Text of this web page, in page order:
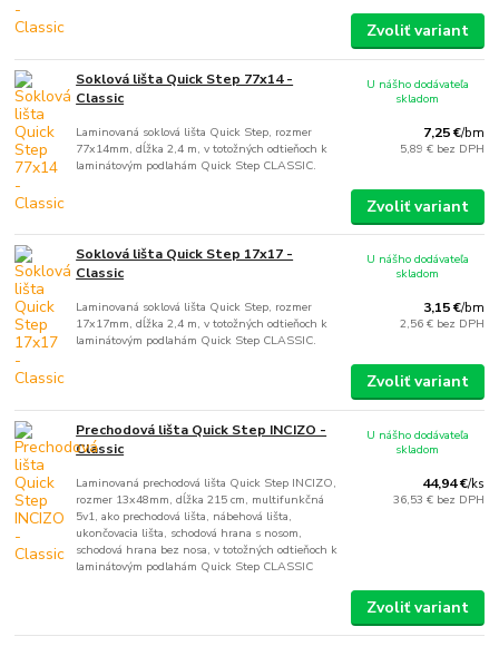
Zvoliť variant
Soklová lišta Quick Step 77x14 -
Classic
Laminovaná soklová lišta Quick Step, rozmer
77x14mm, dĺžka 2,4 m, v totožných odtieňoch k
laminátovým podlahám Quick Step CLASSIC.
7,25 €/bm
5,89 € bez DPH
U nášho dodávateľa
skladom
Zvoliť variant
Soklová lišta Quick Step 17x17 -
Classic
Laminovaná soklová lišta Quick Step, rozmer
17x17mm, dĺžka 2,4 m, v totožných odtieňoch k
laminátovým podlahám Quick Step CLASSIC.
3,15 €/bm
2,56 € bez DPH
U nášho dodávateľa
skladom
Zvoliť variant
Prechodová lišta Quick Step INCIZO -
Classic
Laminovaná prechodová lišta Quick Step INCIZO,
rozmer 13x48mm, dĺžka 215 cm, multifunkčná
5v1, ako prechodová lišta, nábehová lišta,
ukončovacia lišta, schodová hrana s nosom,
schodová hrana bez nosa, v totožných odtieňoch k
laminátovým podlahám Quick Step CLASSIC
44,94 €/ks
36,53 € bez DPH
U nášho dodávateľa
skladom
Zvoliť variant